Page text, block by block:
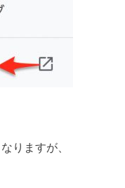
りますが、